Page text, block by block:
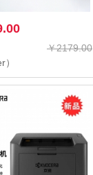
￥2179.00
）
功